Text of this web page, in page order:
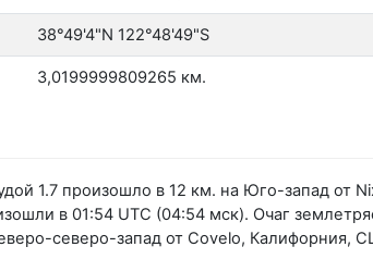
38°49'4"N 122°48'49"S
3,0199999809265 км.
1.7 произошло в 12 км. на Юго-запад
в 01:54 UTC (04:54 мск). Очаг
северо-запад от Covelo, Калифорния,